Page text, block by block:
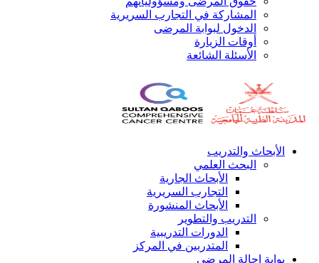
المشاركة في التجارب السريرية
الدخول لبوابة المرضى
أوقات الزيارة
الأسئلة الشائعة
الأبحاث والتدريب
البحث العلمي
الأبحاث الجارية
التجارب السريرية
الأبحاث المنشورة
التدريب والتطوير
الدورات التدريبية
المتدربين في المركز
بوابة إحالة المرضى